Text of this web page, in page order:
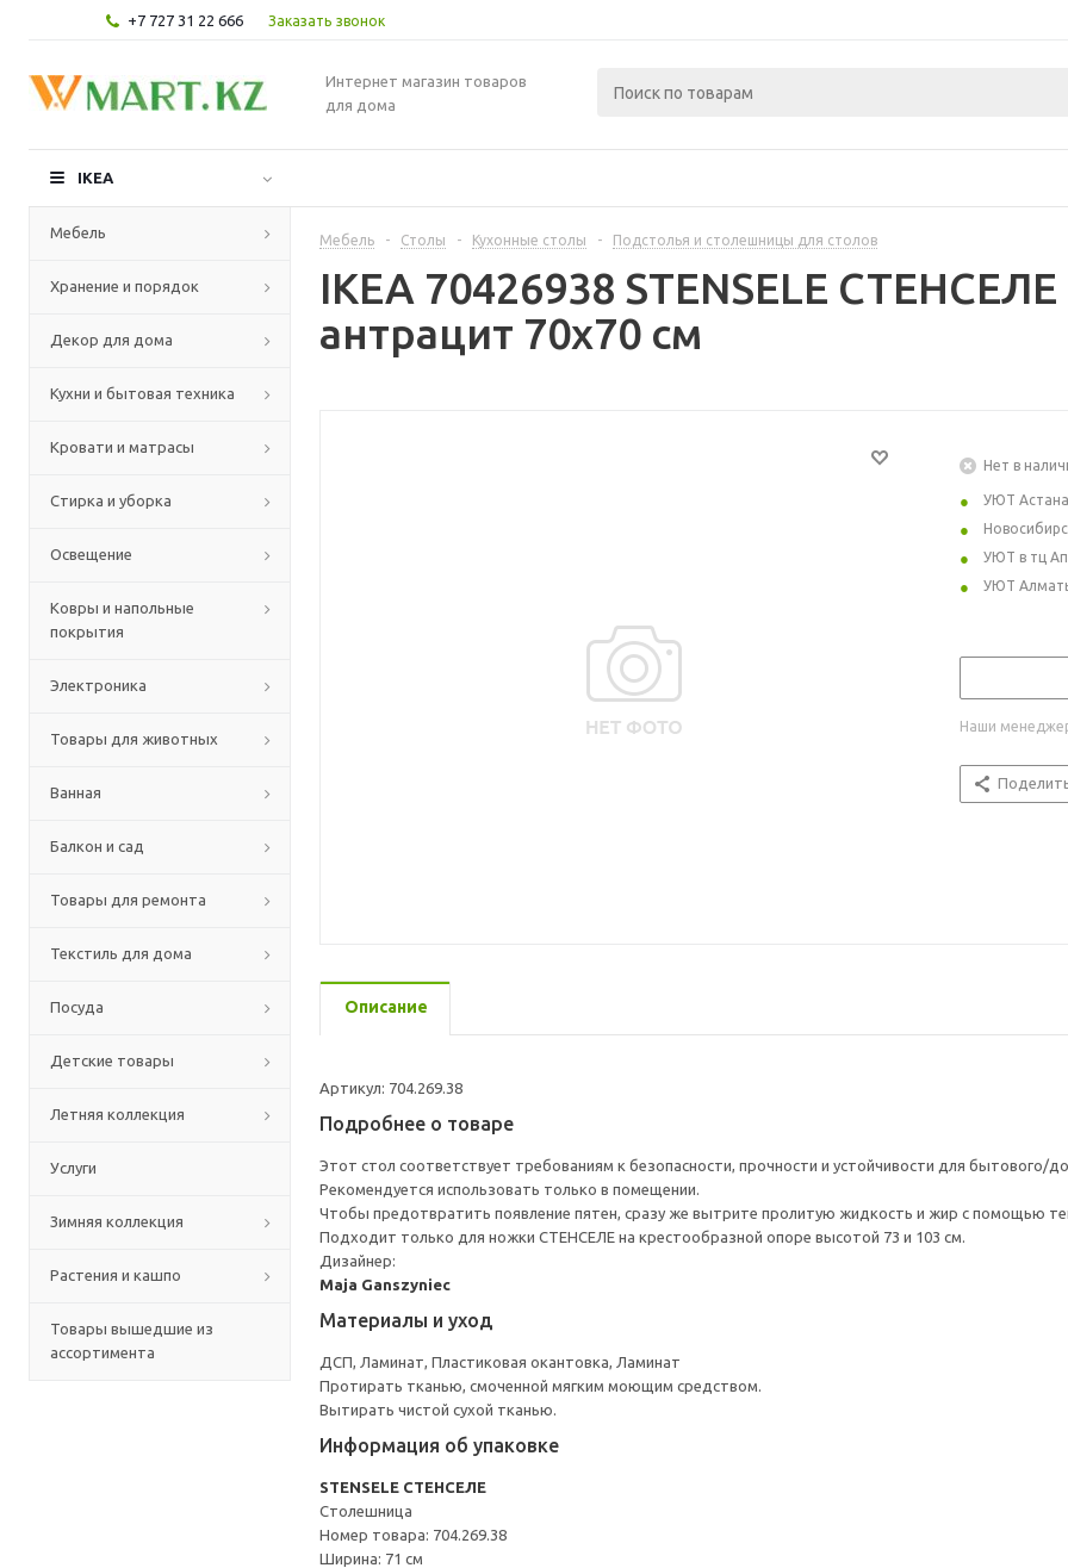
+7 727 31 22 666 Заказать звонок
Интернет магазин товаров
для дома
IKEA
Мебель
Хранение и порядок
Декор для дома
Кухни и бытовая техника
Кровати и матрасы
Стирка и уборка
Освещение
Ковры и напольные
покрытия
Электроника
Товары для животных
Ванная
Балкон и сад
Товары для ремонта
Текстиль для дома
Посуда
Детские товары
Летняя коллекция
Услуги
Зимняя коллекция
Растения и кашпо
Товары вышедшие из
ассортимента
Мебель - Столы - Кухонные столы - Подстолья и столешницы для столов
IKEA 70426938 STENSELE
антрацит 70x70 см
Нет в
УЮТ Астана
УЮТ в тц
УЮТ
Наши
Описание
Артикул: 704.269.38
Подробнее о товаре
Этот стол соответствует требованиям к безопасности, прочности и устойчивости для бытового/
Рекомендуется использовать только в помещении.
Чтобы предотвратить появление пятен, сразу же вытрите пролитую жидкость и жир с помощью
Подходит только для ножки СТЕНСЕЛЕ на крестообразной опоре высотой 73 и 103 см.
Дизайнер:
Maja Ganszyniec
Материалы и уход
ДСП, Ламинат, Пластиковая окантовка, Ламинат
Протирать тканью, смоченной мягким моющим средством.
Вытирать чистой сухой тканью.
Информация об упаковке
STENSELE СТЕНСЕЛЕ
Столешница
Номер товара: 704.269.38
Ширина: 71 см